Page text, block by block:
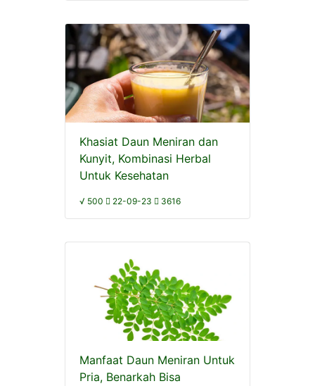
Khasiat Daun Meniran dan
Kunyit, Kombinasi Herbal
Untuk Kesehatan
√ 500 22-09-23 3616
Manfaat Daun Meniran Untuk
Pria, Benarkah Bisa